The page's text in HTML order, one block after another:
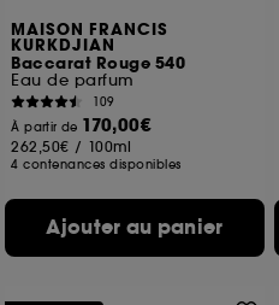
MAISON FRANCIS
KURKDJIAN
Baccarat Rouge 540
Eau de parfum
109
À partir de 170,00€
262,50€ / 100ml
4 contenances disponibles
Ajouter au panier